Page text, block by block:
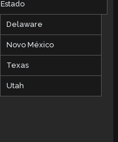
Estado
Delaware
Novo México
Texas
Utah